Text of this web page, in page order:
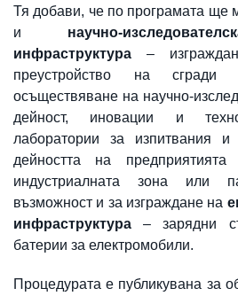
Тя добави, че по програмата ще
и научно-
инфраструктура –
преустройство на
осъществяване на научно-
дейност, иновации и
лаборатории за изпитвания и
дейността на
индустриалната зона или
възможност и за изграждане на
инфраструктура – зарядни
батерии за електромобили.
Процедурата е публикувана за